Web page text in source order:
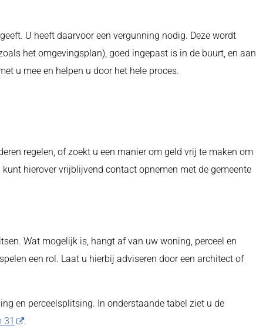
U heeft daarvoor een vergunning nodig. Deze wordt
het omgevingsplan), goed ingepast is in de buurt, en aan
u mee en helpen u door het hele proces.
regelen, of zoekt u een manier om geld vrij te maken om
hierover vrijblijvend contact opnemen met de gemeente
Wat mogelijk is, hangt af van uw woning, perceel en
een rol. Laat u hierbij adviseren door een architect of
en perceelsplitsing. In onderstaande tabel ziet u de
31 .